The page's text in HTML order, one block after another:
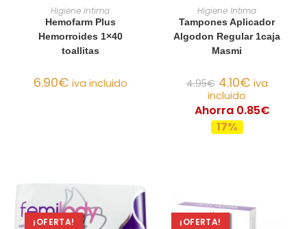
AÑADIR AL CARRITO
Higiene Intima
Hemofarm Plus
Hemorroides 1×40
toallitas
6.90€ iva incluido
AÑADIR AL CARRITO
Higiene Intima
Tampones Aplicador
Algodon Regular 1caja
Masmi
4.95€ 4.10€ iva
incluido
Ahorra 0.85€
17%
¡OFERTA! ¡OFERTA!